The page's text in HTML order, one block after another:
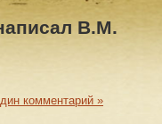
В.М.
комментарий »